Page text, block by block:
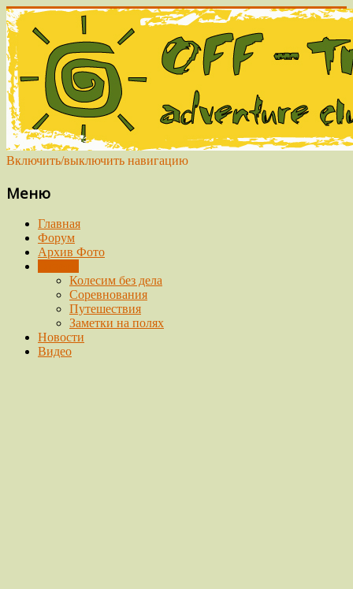
Включить/выключить навигацию
Меню
Главная
Форум
Архив Фото
Колесим без дела
Соревнования
Путешествия
Заметки на полях
Новости
Видео